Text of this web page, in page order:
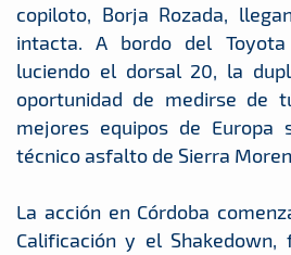
copiloto, Borja Rozada,
intacta. A bordo del
luciendo el dorsal 20, la
oportunidad de medirse
mejores equipos de Europa
técnico asfalto de Sierra
La acción en Córdoba
Calificación y el Shakedown,